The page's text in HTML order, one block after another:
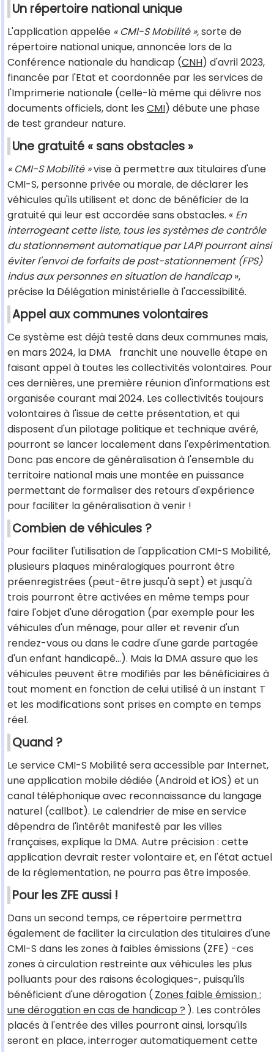
Un répertoire national unique
L'application appelée « CMI-S Mobilité »,sorte de
répertoire national unique, annoncée lors de la
Conférence nationale du handicap (CNH) d'avril 2023,
financée par l'Etat et coordonnée par les services de
l'Imprimerie nationale (celle-là même qui délivre nos
documents officiels, dont les CMI) débute une phase
de test grandeur nature.
Une gratuité « sans obstacles »
« CMI-S Mobilité »vise à permettre aux titulaires d'une
CMI-S, personne privée ou morale, de déclarer les
véhicules qu'ils utilisent et donc de bénéficier de la
gratuité qui leur est accordée sans obstacles. « En
interrogeant cette liste, tous les systèmes de contrôle
du stationnement automatique par LAPI pourront ainsi
éviter l'envoi de forfaits de post-stationnement (FPS)
indus aux personnes en situation de handicap»,
précise la Délégation ministérielle à l'accessibilité.
Appel aux communes volontaires
Ce système est déjà testé dans deux communes mais,
en mars 2024, la DMA
franchit une nouvelle étape en
faisant appel à toutes les collectivités volontaires. Pour
ces dernières, une première réunion d'informations est
organisée courant mai 2024. Les collectivités toujours
volontaires à l'issue de cette présentation, et qui
disposent d'un pilotage politique et technique avéré,
pourront se lancer localement dans l'expérimentation.
Donc pas encore de généralisation à l'ensemble du
territoire national mais une montée en puissance
permettant de formaliser des retours d'expérience
pour faciliter la généralisation à venir !
Combien de véhicules ?
Pour faciliter l'utilisation de l'application CMI-S Mobilité,
plusieurs plaques minéralogiques pourront être
préenregistrées (peut-être jusqu'à sept) et jusqu'à
trois pourront être activées en même temps pour
faire l'objet d'une dérogation (par exemple pour les
véhicules d'un ménage, pour aller et revenir d'un
rendez-vous ou dans le cadre d'une garde partagée
d'un enfant handicapé…). Mais la DMA assure que les
véhicules peuvent être modifiés par les bénéficiaires à
tout moment en fonction de celui utilisé à un instant T
et les modifications sont prises en compte en temps
réel.
Quand ?
Le service CMI-S Mobilité sera accessible par Internet,
une application mobile dédiée (Android et iOS) et un
canal téléphonique avec reconnaissance du langage
naturel (callbot). Le calendrier de mise en service
dépendra de l'intérêt manifesté par les villes
françaises, explique la DMA. Autre précision : cette
application devrait rester volontaire et, en l'état actuel
de la réglementation, ne pourra pas être imposée.
Pour les ZFE aussi !
Dans un second temps, ce répertoire permettra
également de faciliter la circulation des titulaires d'une
CMI-S dans les zones à faibles émissions (ZFE) -ces
zones à circulation restreinte aux véhicules les plus
polluants pour des raisons écologiques-, puisqu'ils
bénéficient d'une dérogation ( Zones faible émission :
une dérogation en cas de handicap ? ). Les contrôles
placés à l'entrée des villes pourront ainsi, lorsqu'ils
seront en place, interroger automatiquement cette